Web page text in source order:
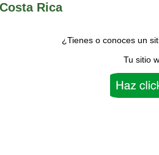
Rica
¿Tienes o conoces un
Tu sitio